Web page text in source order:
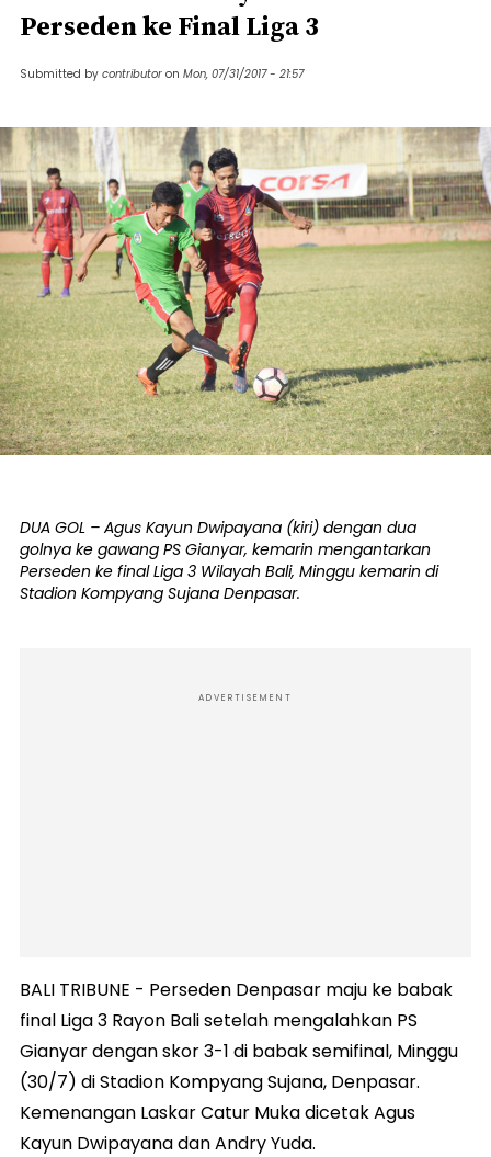
Perseden ke Final Liga 3
Submitted by contributor on Mon, 07/31/2017 - 21:57
DUA GOL – Agus Kayun Dwipayana (kiri) dengan dua
golnya ke gawang PS Gianyar, kemarin mengantarkan
Perseden ke final Liga 3 Wilayah Bali, Minggu kemarin di
Stadion Kompyang Sujana Denpasar.
ADVERTISEMENT
BALI TRIBUNE - Perseden Denpasar maju ke babak
final Liga 3 Rayon Bali setelah mengalahkan PS
Gianyar dengan skor 3-1 di babak semifinal, Minggu
(30/7) di Stadion Kompyang Sujana, Denpasar.
Kemenangan Laskar Catur Muka dicetak Agus
Kayun Dwipayana dan Andry Yuda.